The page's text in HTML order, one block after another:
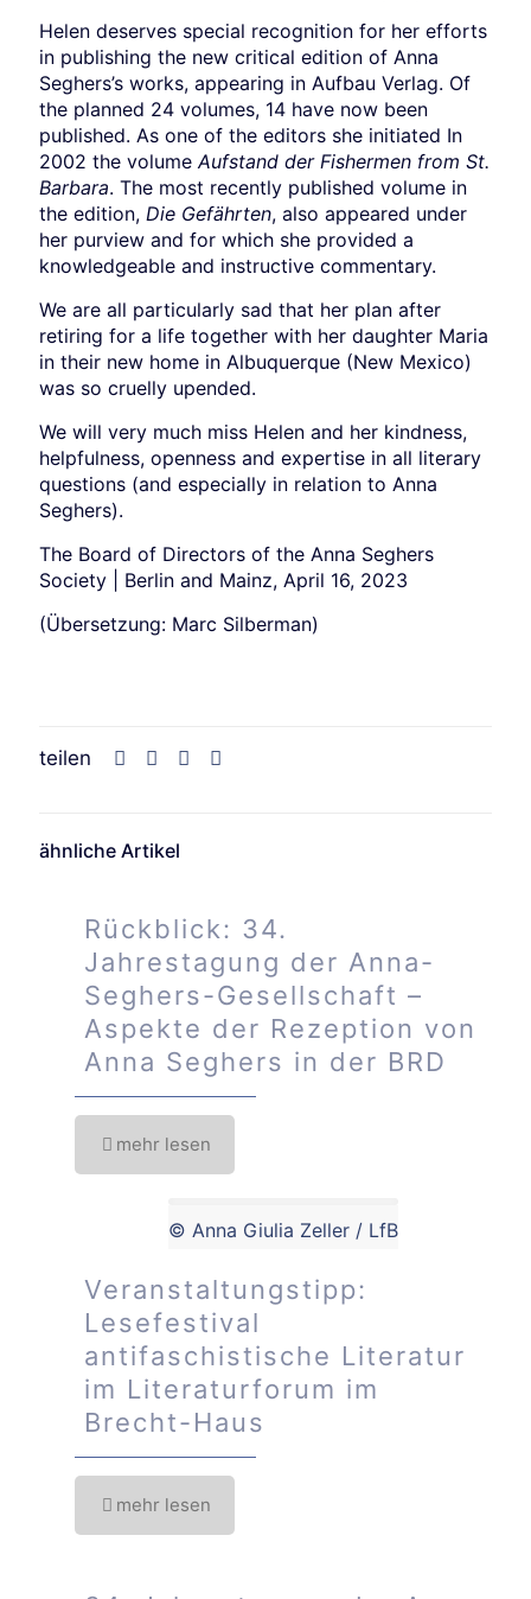
Helen deserves special recognition for her efforts
in publishing the new critical edition of Anna
Seghers’s works, appearing in Aufbau Verlag. Of
the planned 24 volumes, 14 have now been
published. As one of the editors she initiated In
2002 the volume Aufstand der Fishermen from St.
Barbara. The most recently published volume in
the edition, Die Gefährten, also appeared under
her purview and for which she provided a
knowledgeable and instructive commentary.
We are all particularly sad that her plan after
retiring for a life together with her daughter Maria
in their new home in Albuquerque (New Mexico)
was so cruelly upended.
We will very much miss Helen and her kindness,
helpfulness, openness and expertise in all literary
questions (and especially in relation to Anna
Seghers).
The Board of Directors of the Anna Seghers
Society | Berlin and Mainz, April 16, 2023
(Übersetzung: Marc Silberman)
teilen
ähnliche Artikel
Rückblick: 34.
Jahrestagung der Anna-
Seghers-Gesellschaft –
Aspekte der Rezeption von
Anna Seghers in der BRD
mehr lesen
© Anna Giulia Zeller / LfB
Veranstaltungstipp:
Lesefestival
antifaschistische Literatur
im Literaturforum im
Brecht-Haus
mehr lesen